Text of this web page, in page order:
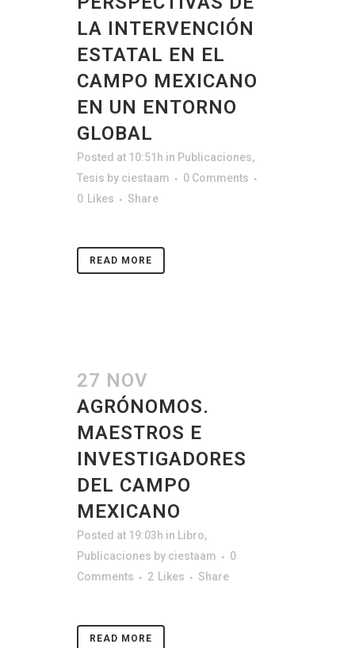
LA INTERVENCIÓN
ESTATAL EN EL
CAMPO MEXICANO
EN UN ENTORNO
GLOBAL
Posted at 10:51h in Publicaciones,
Tesis by ciestaam
0 Comments
0 Likes Share
READ MORE
27 NOV
AGRÓNOMOS.
MAESTROS E
INVESTIGADORES
DEL CAMPO
MEXICANO
Posted at 19:03h in Libro,
Publicaciones by ciestaam
0
Comments
2 Likes Share
READ MORE